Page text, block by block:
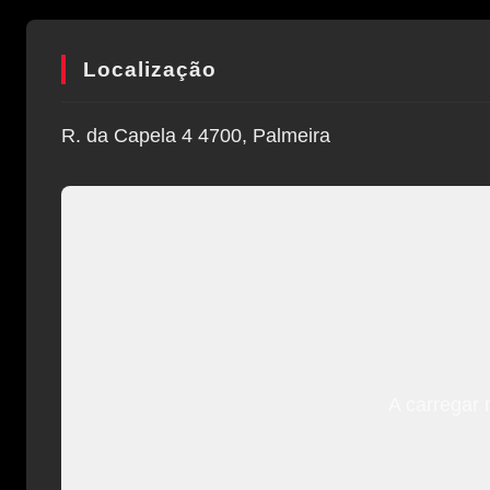
Localização
R. da Capela 4 4700, Palmeira